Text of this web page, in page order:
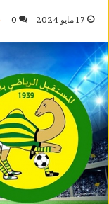
17 مايو 2024 0